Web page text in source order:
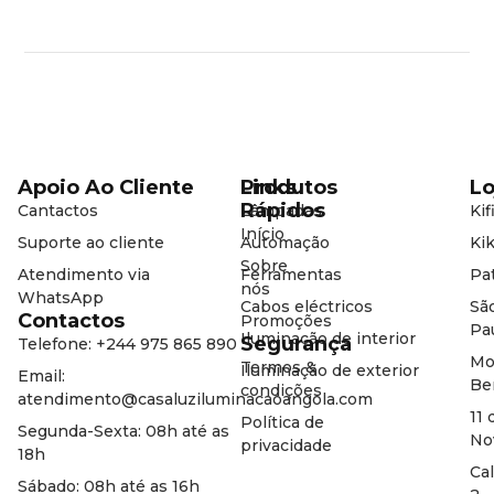
11
Produtos
Lâmpadas
Automação
Ferramentas
Cabos eléctricos
Iluminação de interior
Iluminação de exterior
Links
Rápidos
Início
Sobre
nós
Promoções
Segurança
Termos &
condições
Política de
privacidade
Apoio Ao Cliente
Cantactos
Suporte ao cliente
Atendimento via
WhatsApp
Contactos
Telefone: +244 975 865 890
Email:
atendimento@casaluziluminacaoangola.com
Segunda-Sexta: 08h até as
18h
Sábado: 08h até as 16h